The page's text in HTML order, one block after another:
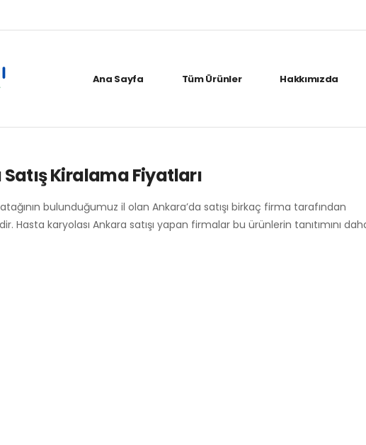
Ana Sayfa Tüm Ürünler Hakkımızda
Kiralama Fiyatları
bulunduğumuz il olan Ankara’da satışı birkaç firma tarafından
Hasta karyolası Ankara satışı yapan firmalar bu ürünlerin tanıtımını